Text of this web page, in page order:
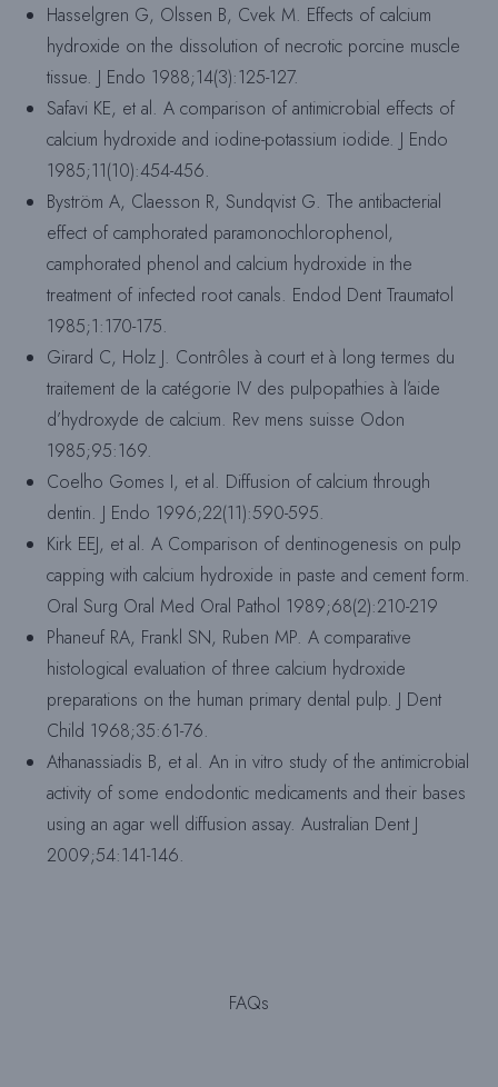
Hasselgren G, Olssen B, Cvek M. Effects of calcium
hydroxide on the dissolution of necrotic porcine muscle
tissue. J Endo 1988;14(3):125-127.
Safavi KE, et al. A comparison of antimicrobial effects of
calcium hydroxide and iodine-potassium iodide. J Endo
1985;11(10):454-456.
Byström A, Claesson R, Sundqvist G. The antibacterial
effect of camphorated paramonochlorophenol,
camphorated phenol and calcium hydroxide in the
treatment of infected root canals. Endod Dent Traumatol
1985;1:170-175.
Girard C, Holz J. Contrôles à court et à long termes du
traitement de la catégorie IV des pulpopathies à l’aide
d’hydroxyde de calcium. Rev mens suisse Odon
1985;95:169.
Coelho Gomes I, et al. Diffusion of calcium through
dentin. J Endo 1996;22(11):590-595.
Kirk EEJ, et al. A Comparison of dentinogenesis on pulp
capping with calcium hydroxide in paste and cement form.
Oral Surg Oral Med Oral Pathol 1989;68(2):210-219
Phaneuf RA, Frankl SN, Ruben MP. A comparative
histological evaluation of three calcium hydroxide
preparations on the human primary dental pulp. J Dent
Child 1968;35:61-76.
Athanassiadis B, et al. An in vitro study of the antimicrobial
activity of some endodontic medicaments and their bases
using an agar well diffusion assay. Australian Dent J
2009;54:141-146.
FAQs